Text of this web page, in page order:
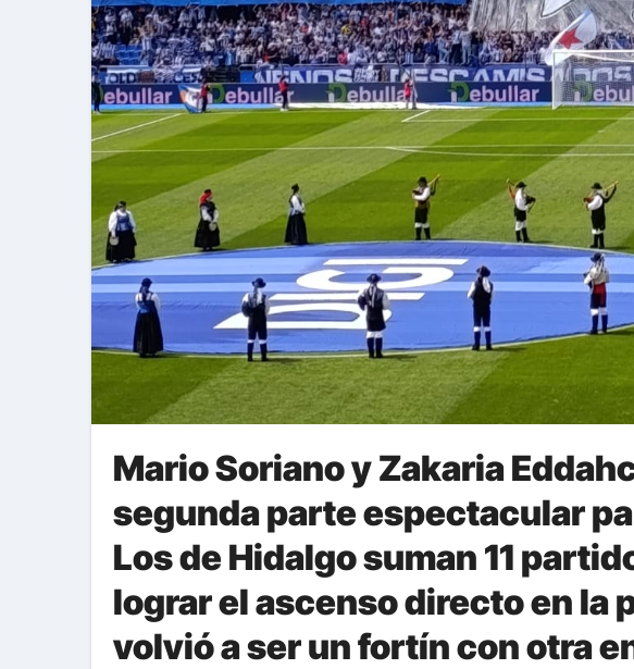
Mario Soriano y Zakaria
segunda parte espectacular
Los de Hidalgo suman 11
lograr el ascenso directo en la
volvió a ser un fortín con otra